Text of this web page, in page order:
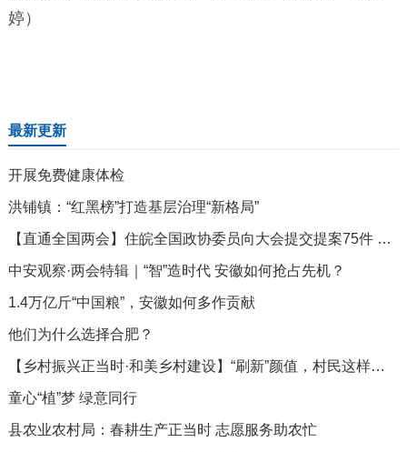
婷）
最新更新
开展免费健康体检
洪铺镇：“红黑榜”打造基层治理“新格局”
【直通全国两会】住皖全国政协委员向大会提交提案75件 立案69件
中安观察·两会特辑｜“智”造时代 安徽如何抢占先机？
1.4万亿斤“中国粮”，安徽如何多作贡献
他们为什么选择合肥？
【乡村振兴正当时·和美乡村建设】“刷新”颜值，村民这样做……
童心“植”梦 绿意同行
县农业农村局：春耕生产正当时 志愿服务助农忙